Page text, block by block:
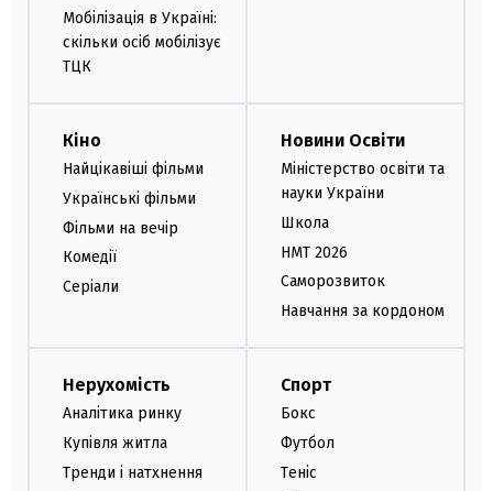
Мобілізація в Україні:
скільки осіб мобілізує
ТЦК
Кіно
Найцікавіші фільми
Українські фільми
Фільми на вечір
Комедії
Серіали
Новини Освіти
Міністерство освіти та
науки України
Школа
НМТ 2026
Саморозвиток
Навчання за кордоном
Нерухомість
Аналітика ринку
Купівля житла
Тренди і натхнення
Спорт
Бокс
Футбол
Теніс